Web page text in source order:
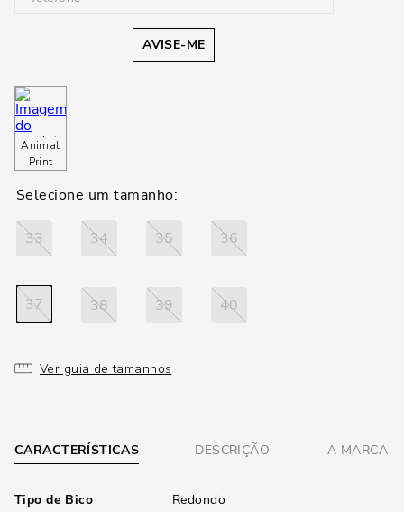
AVISE-ME
Animal
Print
33 34 35 36
37 38 39 40
Ver guia de tamanhos
CARACTERÍSTICAS DESCRIÇÃO A MARCA
Tipo de Bico Redondo